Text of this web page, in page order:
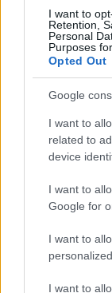
I want to
Retention,
Personal
Purposes
Opted Out
Google
I want to
related to
device
I want to
Google for
I want to
I want to
λαμβάνουν
Το RDE
οχημάτων ενώ
Το Euro 6c
ταξινομημένα
το Euro 6d-
ταξινομήσεις
που είναι το
οποίο τα
οδήγησης –